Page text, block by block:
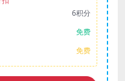
6积分
免费
免费